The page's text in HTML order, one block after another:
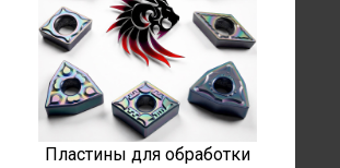
Пластины для обработки